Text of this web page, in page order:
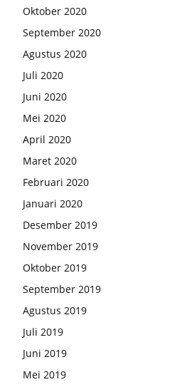
Oktober 2020
September 2020
Agustus 2020
Juli 2020
Juni 2020
Mei 2020
April 2020
Maret 2020
Februari 2020
Januari 2020
Desember 2019
November 2019
Oktober 2019
September 2019
Agustus 2019
Juli 2019
Juni 2019
Mei 2019